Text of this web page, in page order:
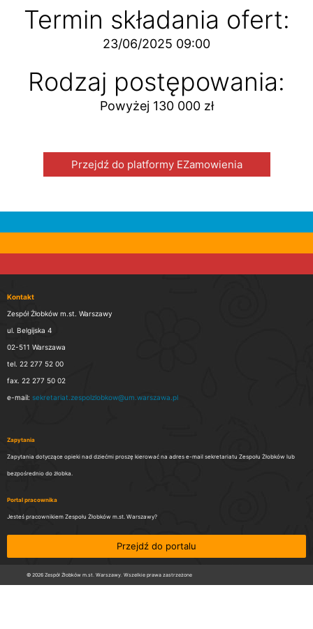
Termin składania ofert:
23/06/2025 09:00
Rodzaj postępowania:
Powyżej 130 000 zł
Przejdź do platformy EZamowienia
Kontakt
Zespół Żłobków m.st. Warszawy
ul. Belgijska 4
02-511 Warszawa
tel. 22 277 52 00
fax. 22 277 50 02
e-mail: sekretariat.zespolzlobkow@um.warszawa.pl
Zapytania
Zapytania dotyczące opieki nad dziećmi proszę kierować na adres e-mail sekretariatu Zespołu Żłobków lub
bezpośrednio do żłobka.
Portal pracownika
Jesteś pracownikiem Zespołu Żłobków m.st. Warszawy?
Przejdź do portalu
© 2026 Zespół Żłobków m.st. Warszawy. Wszelkie prawa zastrzeżone